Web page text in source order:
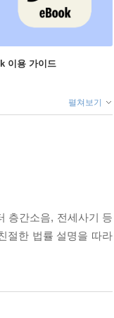
이용 가이드
펼쳐보기
층간소음, 전세사기 등
절한 법률 설명을 따라